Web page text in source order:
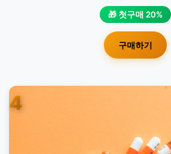
🎁 첫구매 20%
구매하기
4